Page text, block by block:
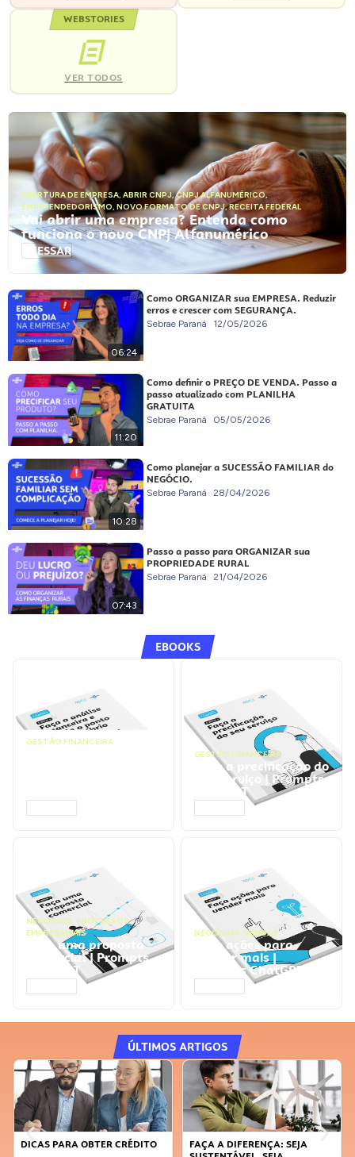
WEBSTORIES
VER TODOS
ABERTURA DE EMPRESA, ABRIR CNPJ,CNPJ ALFANUMÉRICO,
EMPREENDEDORISMO, NOVO FORMATO DE CNPJ,RECEITA FEDERAL
Vai abrir uma empresa? Entenda como
funciona o novo CNPJ Alfanumérico
ACESSAR
06:24
Como ORGANIZAR sua EMPRESA. Reduzir
erros e crescer com SEGURANÇA.
Sebrae Paraná 12/05/2026
11:20
Como definir o PREÇO DE VENDA. Passo a
passo atualizado com PLANILHA
GRATUITA
Sebrae Paraná 05/05/2026
10:28
Como planejar a SUCESSÃO FAMILIAR do
NEGÓCIO.
Sebrae Paraná 28/04/2026
07:43
Passo a passo para ORGANIZAR sua
PROPRIEDADE RURAL
Sebrae Paraná 21/04/2026
EBOOKS
GESTÃO FINANCEIRA
GESTÃO FINANCEIRA
Faça a precificação do
seu serviço | Prompts
ChatGPT
NEGÓCIOS, PROCESSOS
EMPRESARIAIS
Faça uma proposta
comercial | Prompts
ChatGPT
NEGÓCIOS, VENDAS
Faça ações para
vender mais |
Prompts ChatGPT
ÚLTIMOS ARTIGOS
DICAS PARA OBTER CRÉDITO
FAÇA A DIFERENÇA: SEJA